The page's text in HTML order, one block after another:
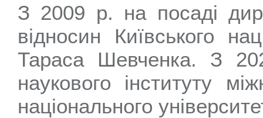
З 2009 р. на посаді
відносин Київського
Тараса Шевченка. З
наукового інституту
національного